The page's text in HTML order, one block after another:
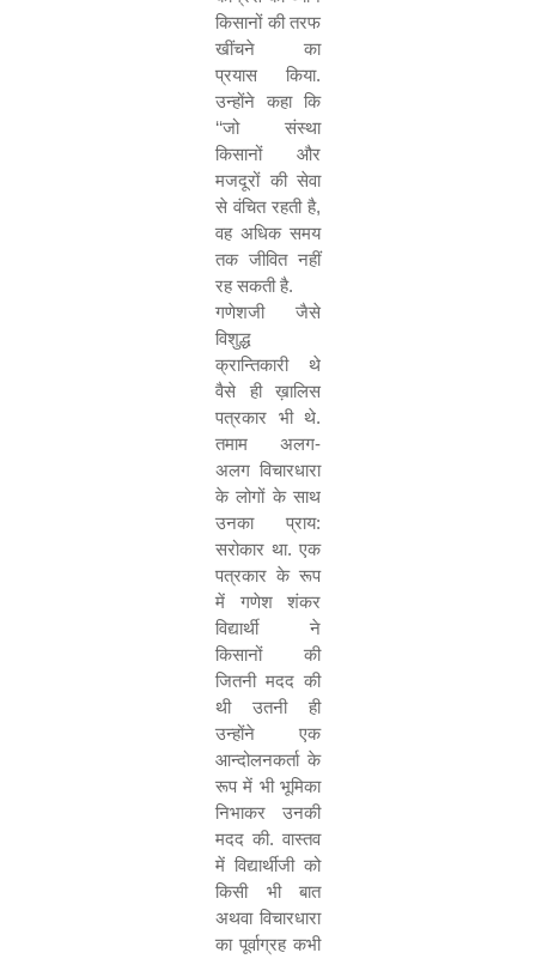
किसानों की तरफ
खींचने का
प्रयास किया.
उन्होंने कहा कि
‘‘जो संस्था
किसानों और
मजदूरों की सेवा
से वंचित रहती है,
वह अधिक समय
तक जीवित नहीं
रह सकती है.
गणेशजी जैसे
विशुद्ध
क्रान्तिकारी थे
वैसे ही ख़ालिस
पत्रकार भी थे.
तमाम अलग-
अलग विचारधारा
के लोगों के साथ
उनका प्राय:
सरोकार था. एक
पत्रकार के रूप
में गणेश शंकर
विद्यार्थी ने
किसानों की
जितनी मदद की
थी उतनी ही
उन्होंने एक
आन्दोलनकर्ता के
रूप में भी भूमिका
निभाकर उनकी
मदद की. वास्तव
में विद्यार्थीजी को
किसी भी बात
अथवा विचारधारा
का पूर्वाग्रह कभी